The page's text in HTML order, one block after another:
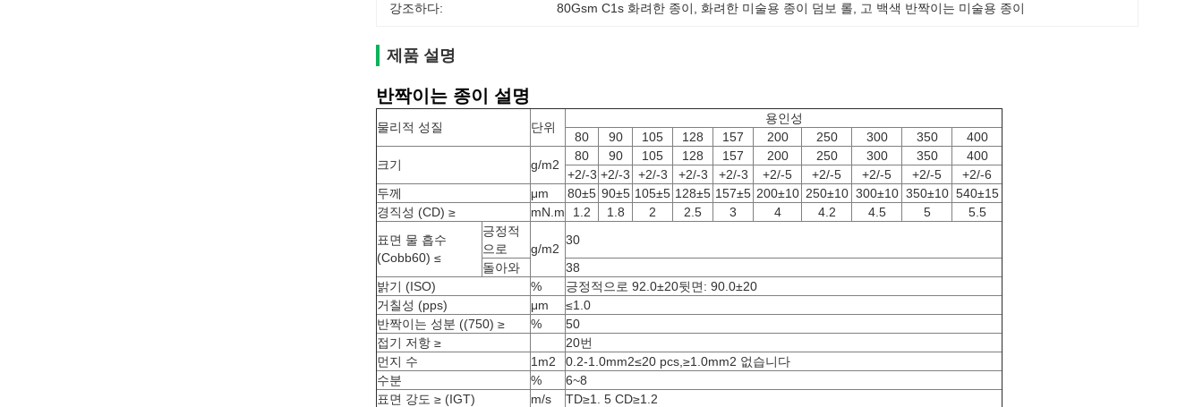
강조하다: 80Gsm C1s 화려한 종이 화려한 미술용 종이 덤보 롤 고 백색 반짝이는 미술용 종이
제품 설명
반짝이는 종이 설명
물리적 성질 단위
용인성
80
90 105 128 157 200 250 300 350
400
크기
g/m2
80 90 105 128 157 200 250 300 350
400
+2/-3 +2/-3 +2/-3 +2/-3 +2/-3 +2/-5 +2/-5 +2/-5 +2/-5
+2/-6
두께
μm 80±5 90±5 105±5 128±5 157±5 200±10 250±10 300±10 350±10 540±15
경직성 (CD) ≥
mN.m 1.2 1.8 2 2.5 3 4 4.2 4.5 5
5.5
표면 물 흡수
(Cobb60) ≤
긍정적
으로
g/m2
30
돌아와
38
밝기 (ISO)
%
긍정적으로 92.0±20뒷면: 90.0±20
거칠성 (pps)
μm
≤1.0
반짝이는 성분 ((750) ≥
%
50
접기 저항 ≥
20번
먼지 수
1m2
0.2-1.0mm2≤20 pcs,≥1.0mm2 없습니다
수분
%
6~8
표면 강도 ≥ (IGT)
m/s
TD≥1. 5 CD≥1.2